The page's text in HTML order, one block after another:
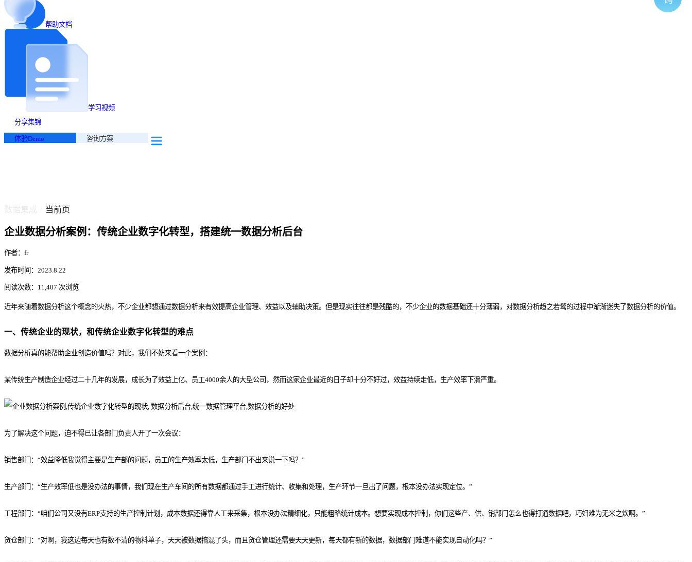
帮助文档
学习视频
分享集锦
体验Demo 咨询方案
当前页
企业数据分析案例：传统企业数字化转型，搭建统一数据分析后台
作者：fr
发布时间：2023.8.22
阅读次数：11,407 次浏览
近年来随着数据分析这个概念的火热，不少企业都想通过数据分析来有效提高企业管理、效益以及辅助决策。但是现实往往都是残酷的，不少企业的数据基础还十分薄弱，对数据分析趋之若鹜的过程中渐渐迷失了数据分析的价值。
一、传统企业的现状，和传统企业数字化转型的难点
数据分析真的能帮助企业创造价值吗？对此，我们不妨来看一个案例：
某传统生产制造企业经过二十几年的发展，成长为了效益上亿、员工4000余人的大型公司，然而这家企业最近的日子却十分不好过，效益持续走低，生产效率下滑严重。
为了解决这个问题，迫不得已让各部门负责人开了一次会议：
销售部门：“效益降低我觉得主要是生产部的问题，员工的生产效率太低，生产部门不出来说一下吗？”
生产部门：“生产效率低也是没办法的事情，我们现在生产车间的所有数据都通过手工进行统计、收集和处理，生产环节一旦出了问题，根本没办法实现定位。”
工程部门：“咱们公司又没有ERP支持的生产控制计划，成本数据还得靠人工来采集，根本没办法精细化，只能粗略统计成本。想要实现成本控制，你们这些产、供、销部门怎么也得打通数据吧，巧妇难为无米之炊啊。”
货仓部门：“对啊，我这边每天也有数不清的物料单子，天天被数据搞混了头，而且货仓管理还需要天天更新，每天都有新的数据，数据部门难道不能实现自动化吗？”